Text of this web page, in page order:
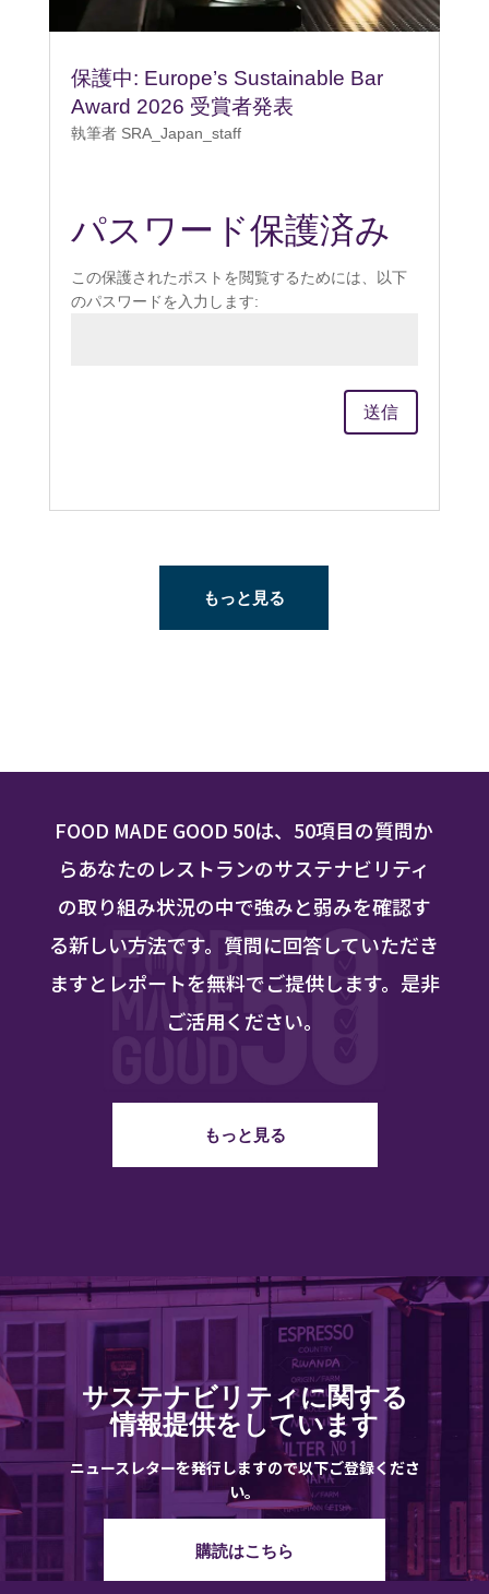
保護中: Europe’s Sustainable Bar
Award 2026 受賞者発表
執筆者 SRA_Japan_staff
パスワード保護済み
この保護されたポストを閲覧するためには、以下
のパスワードを入力します:
送信
もっと見る
FOOD MADE GOOD 50は、50項目の質問か
らあなたのレストランのサステナビリティ
の取り組み状況の中で強みと弱みを確認す
る新しい方法です。質問に回答していただき
ますとレポートを無料でご提供します。是非
ご活用ください。
もっと見る
サステナビリティに関する
情報提供をしています
ニュースレターを発行しますので以下ご登録くださ
い。
購読はこちら